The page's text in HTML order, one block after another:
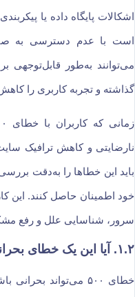
اشکالات پایگاه داده یا
است با عدم دسترسی به
گذاشته و تجربه کاربری را
نارضایتی و کاهش ترافیک
باید این خطاها را به‌دقت
خود اطمینان حاصل کنند. این
سرور، شناسایی علل و رفع
۱.۲. آیا این یک خطای بحرانی است؟
خطای ۵۰۰ می‌تواند